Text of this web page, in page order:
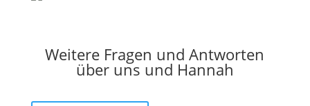
Weitere Fragen und Antworten
über uns und Hannah